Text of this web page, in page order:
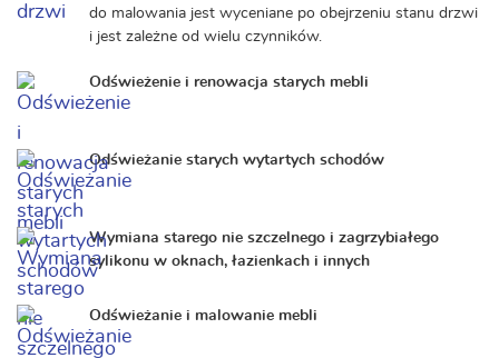
do malowania jest wyceniane po obejrzeniu stanu drzwi
i jest zależne od wielu czynników.
Odświeżenie i renowacja starych mebli
Odświeżanie starych wytartych schodów
Wymiana starego nie szczelnego i zagrzybiałego
sylikonu w oknach, łazienkach i innych
Odświeżanie i malowanie mebli